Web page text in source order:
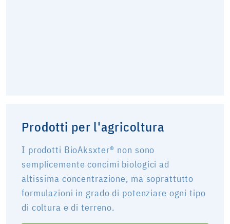
Prodotti per l'agricoltura
I prodotti BioAksxter® non sono
semplicemente concimi biologici ad
altissima concentrazione, ma soprattutto
formulazioni in grado di potenziare ogni tipo
di coltura e di terreno.